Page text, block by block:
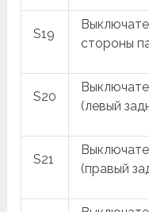
S19
стороны
S20
(левый
S21
(правый